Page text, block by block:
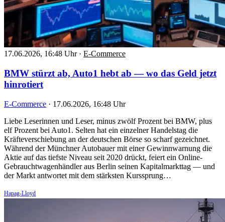
17.06.2026, 16:48 Uhr · E-Commerce
BMW stürzt ab, Auto1 hebt ab — wo das Geld jetzt
hinrotiert
E-Commerce · 17.06.2026, 16:48 Uhr
Liebe Leserinnen und Leser, minus zwölf Prozent bei BMW, plus
elf Prozent bei Auto1. Selten hat ein einzelner Handelstag die
Kräfteverschiebung an der deutschen Börse so scharf gezeichnet.
Während der Münchner Autobauer mit einer Gewinnwarnung die
Aktie auf das tiefste Niveau seit 2020 drückt, feiert ein Online-
Gebrauchtwagenhändler aus Berlin seinen Kapitalmarkttag — und
der Markt antwortet mit dem stärksten Kurssprung…
Hapag-Lloyd